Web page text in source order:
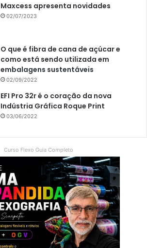
Maxcess apresenta novidades
02/07/2023
O que é fibra de cana de açúcar e
como está sendo utilizada em
embalagens sustentáveis
02/09/2022
EFI Pro 32r é o coração da nova
Indústria Gráfica Roque Print
03/06/2022
Curso Flexo Guia Completo